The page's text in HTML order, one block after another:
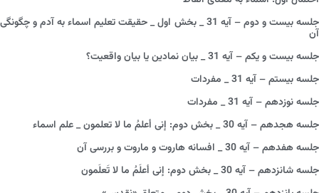
جلسه بیست و دوم – آیه 31 _ بخش اول _ حقیقت تعلیم اسماء به آدم و چگونگی
آن
جلسه بیست و یکم – آیه 31 _ بیان نمادین یا بیان واقعیت؟
جلسه بیستم – آیه 31 _ مفردات
جلسه نوزدهم – آیه 31 _ مفردات
جلسه هجدهم – آیه 30 _ بخش دوم: إنی أعلمُ ما لا تعلمون _ علم اسماء
جلسه هفدهم – آیه 30 _ افسانه هاروت و ماروت و بررسی آن
جلسه شانزدهم – آیه 30 _ بخش دوم: إنی أعلَمُ ما لا تَعلَمون